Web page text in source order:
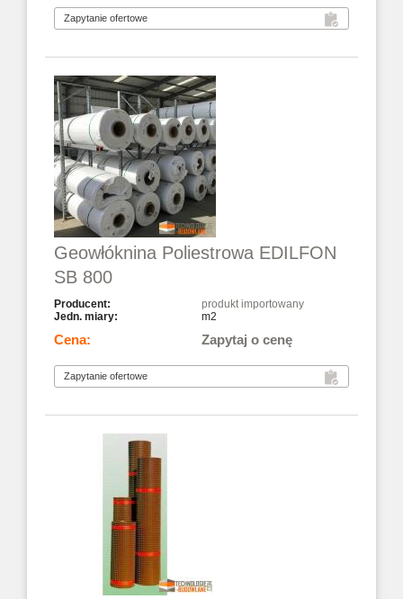
Geowłóknina Poliestrowa EDILFON
SB 800
produkt importowany
m2
Zapytaj o cenę